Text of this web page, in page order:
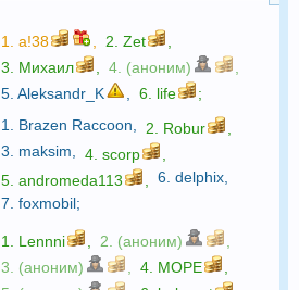
1. a!38 2. Zet
3. Михаил 4. (аноним)
5. Aleksandr_K 6. life
;
1. Brazen Raccoon 2. Robur
3. maksim 4. scorp
5. andromeda113 6. delphix
7. foxmobil;
1. Lennni 2. (аноним)
3. (аноним)
4. МОРЕ